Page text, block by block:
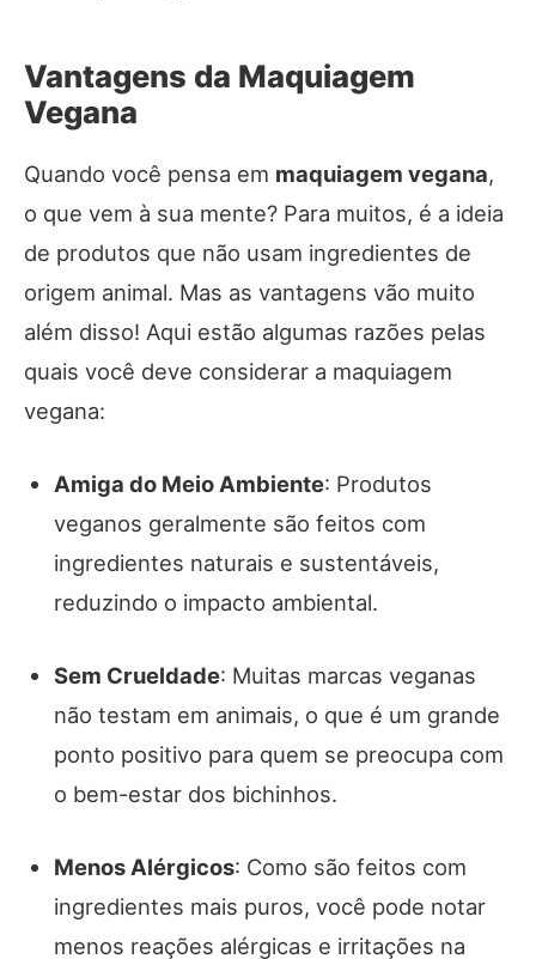
Vantagens da Maquiagem
Vegana
Quando você pensa em maquiagem vegana,
o que vem à sua mente? Para muitos, é a ideia
de produtos que não usam ingredientes de
origem animal. Mas as vantagens vão muito
além disso! Aqui estão algumas razões pelas
quais você deve considerar a maquiagem
vegana:
Amiga do Meio Ambiente: Produtos
veganos geralmente são feitos com
ingredientes naturais e sustentáveis,
reduzindo o impacto ambiental.
Sem Crueldade: Muitas marcas veganas
não testam em animais, o que é um grande
ponto positivo para quem se preocupa com
o bem-estar dos bichinhos.
Menos Alérgicos: Como são feitos com
ingredientes mais puros, você pode notar
menos reações alérgicas e irritações na